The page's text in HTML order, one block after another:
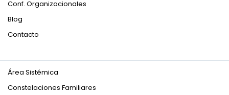
Conf. Organizacionales
Blog
Contacto
Área Sistémica
Constelaciones Familiares